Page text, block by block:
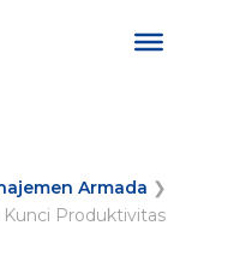
Armada ❯
Produktivitas